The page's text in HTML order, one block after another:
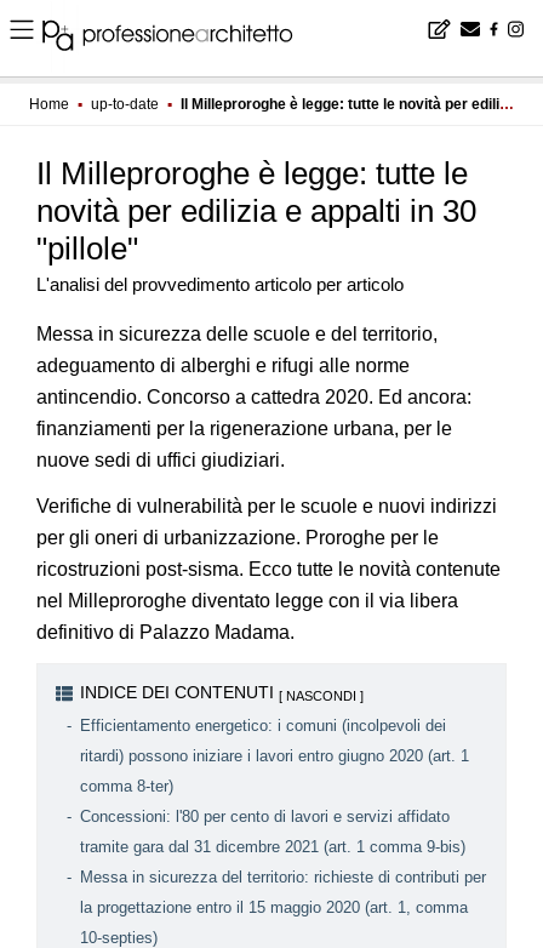
Home ▪ up-to-date ▪ Il Milleproroghe è legge: tutte le novità per edilizia e appalti in 30 "pillole"
Il Milleproroghe è legge: tutte le
novità per edilizia e appalti in 30
"pillole"
L'analisi del provvedimento articolo per articolo
Messa in sicurezza delle scuole e del territorio,
adeguamento di alberghi e rifugi alle norme
antincendio. Concorso a cattedra 2020. Ed ancora:
finanziamenti per la rigenerazione urbana, per le
nuove sedi di uffici giudiziari.
Verifiche di vulnerabilità per le scuole e nuovi indirizzi
per gli oneri di urbanizzazione. Proroghe per le
ricostruzioni post-sisma. Ecco tutte le novità contenute
nel Milleproroghe diventato legge con il via libera
definitivo di Palazzo Madama.
INDICE DEI CONTENUTI
Efficientamento energetico: i comuni (incolpevoli dei
ritardi) possono iniziare i lavori entro giugno 2020 (art. 1
comma 8-ter)
Concessioni: l'80 per cento di lavori e servizi affidato
tramite gara dal 31 dicembre 2021 (art. 1 comma 9-bis)
Messa in sicurezza del territorio: richieste di contributi per
la progettazione entro il 15 maggio 2020 (art. 1, comma
10-septies)